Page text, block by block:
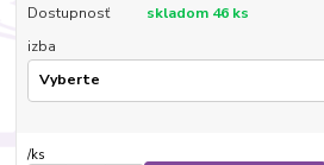
Dostupnosť
skladom 46 ks
izba
/ks